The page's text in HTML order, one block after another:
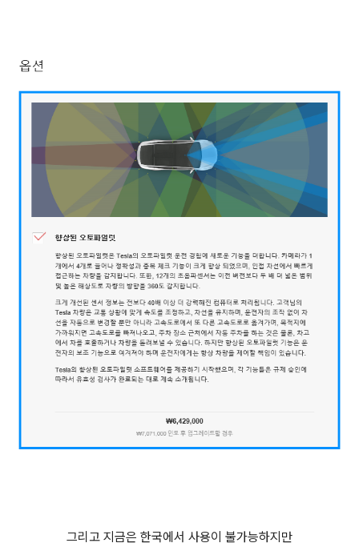
그리고 지금은 한국에서 사용이 불가능하지만